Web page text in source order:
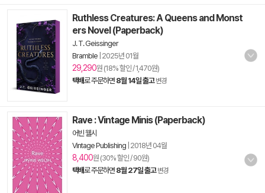
Ruthless Creatures: A Queens and Monst
ers Novel (Paperback)
J. T. Geissinger
Bramble 2025년 01월
29,290원 (18% 할인 / 1,470원)
택배로 주문하면 8월 14일 출고 변경
Rave : Vintage Minis (Paperback)
어빈 웰시
Vintage Publishing 2018년 04월
8,400원 (30% 할인 / 90원)
택배로 주문하면 8월 27일 출고 변경